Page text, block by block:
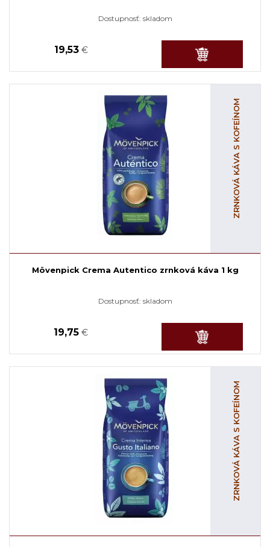
Dostupnosť: skladom
19,53 €
ZRNKOVÁ KÁVA S KOFEÍNOM
Mövenpick Crema Autentico zrnková káva 1 kg
Dostupnosť: skladom
19,75 €
ZRNKOVÁ KÁVA S KOFEÍNOM